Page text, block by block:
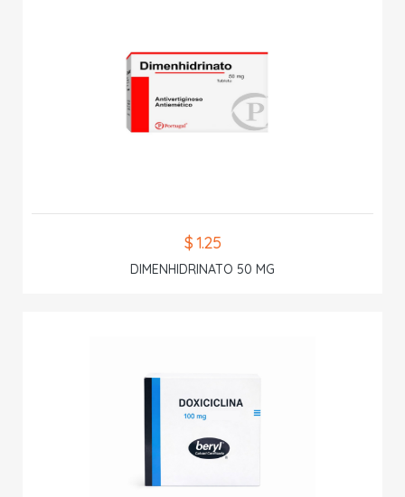
$ 1.25
DIMENHIDRINATO 50 MG